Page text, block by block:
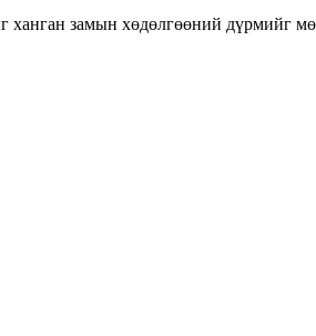
замын хөдөлгөөний дүрмийг